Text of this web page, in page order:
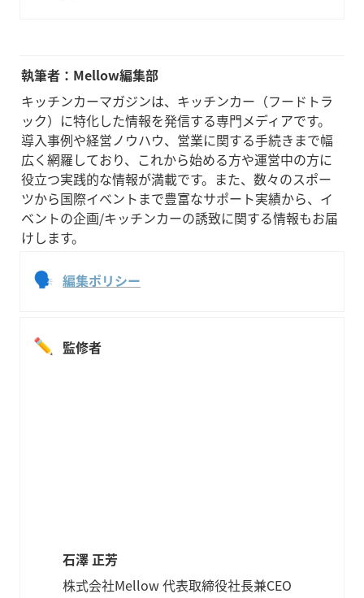
執筆者：Mellow編集部
キッチンカーマガジンは、キッチンカー（フードトラ
ック）に特化した情報を発信する専門メディアです。
導入事例や経営ノウハウ、営業に関する手続きまで幅
広く網羅しており、これから始める方や運営中の方に
役立つ実践的な情報が満載です。また、数々のスポー
ツから国際イベントまで豊富なサポート実績から、イ
ベントの企画/キッチンカーの誘致に関する情報もお届
けします。
🗣 編集ポリシー
✏️ 監修者
石澤 正芳
株式会社Mellow 代表取締役社長兼CEO